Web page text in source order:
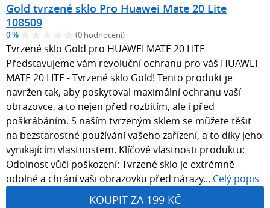
Gold tvrzené sklo Pro Huawei Mate 20 Lite
108509
0 % (0 hodnocení)
Tvrzené sklo Gold pro HUAWEI MATE 20 LITE
Představujeme vám revoluční ochranu pro váš HUAWEI
MATE 20 LITE - Tvrzené sklo Gold! Tento produkt je
navržen tak, aby poskytoval maximální ochranu vaší
obrazovce, a to nejen před rozbitím, ale i před
poškrábáním. S naším tvrzeným sklem se můžete těšit
na bezstarostné používání vašeho zařízení, a to díky jeho
vynikajícím vlastnostem. Klíčové vlastnosti produktu:
Odolnost vůči poškození: Tvrzené sklo je extrémně
odolné a chrání vaši obrazovku před nárazy... Celý popis
KOUPIT ZA 199 KČ